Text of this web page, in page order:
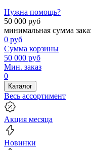
Нужна помощь?
50 000 руб
минимальная сумма
0 руб
Сумма корзины
50 000 руб
Мин. заказ
0
Каталог
Весь ассортимент
Акция месяца
Новинки